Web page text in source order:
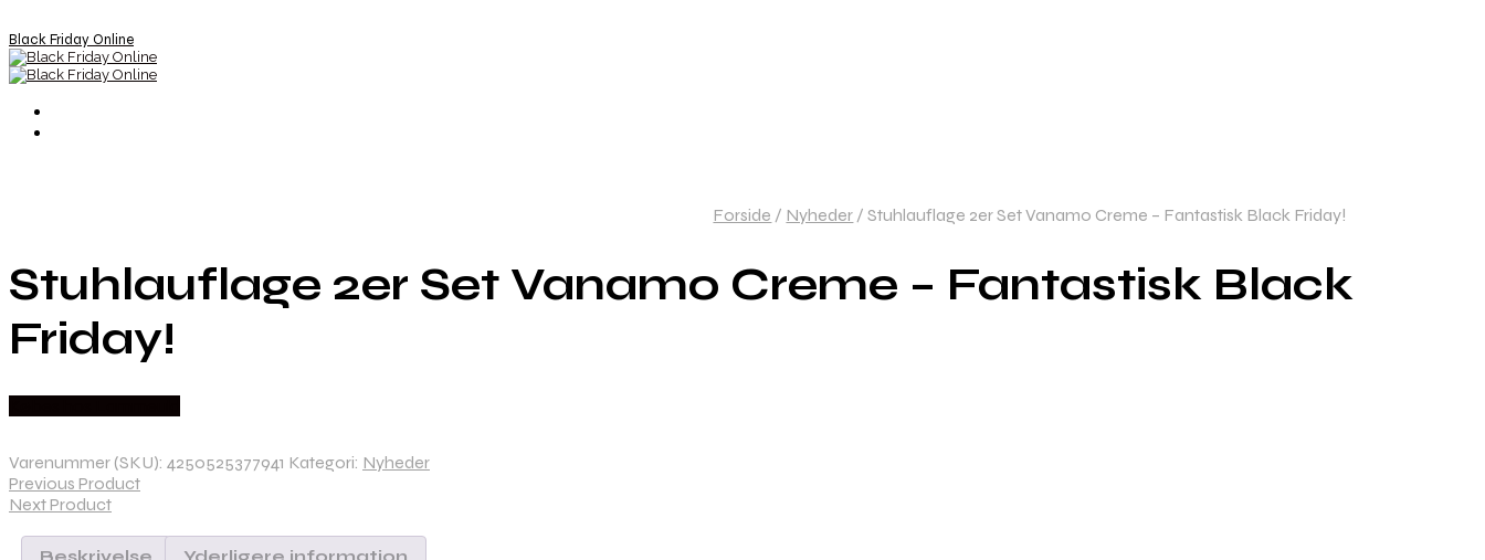
Black Friday Online
Forside / Nyheder / Stuhlauflage 2er Set Vanamo Creme – Fantastisk Black Friday!
Stuhlauflage 2er Set Vanamo Creme – Fantastisk Black
Friday!
Varenummer (SKU): 4250525377941 Kategori: Nyheder
Previous Product
Next Product